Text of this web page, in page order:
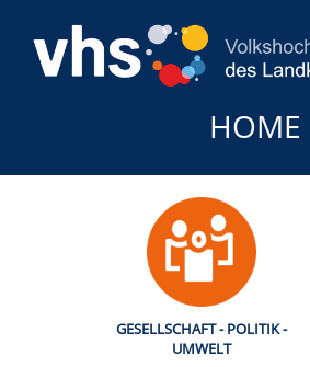
HOME
GESELLSCHAFT - POLITIK -
UMWELT